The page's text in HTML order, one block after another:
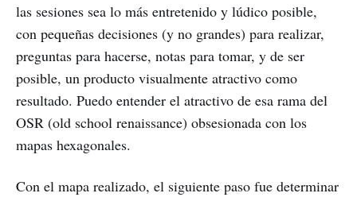
las sesiones sea lo más entretenido y lúdico posible,
con pequeñas decisiones (y no grandes) para realizar,
preguntas para hacerse, notas para tomar, y de ser
posible, un producto visualmente atractivo como
resultado. Puedo entender el atractivo de esa rama del
OSR (old school renaissance) obsesionada con los
mapas hexagonales.
Con el mapa realizado, el siguiente paso fue determinar